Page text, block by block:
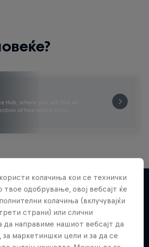
Hub, where you will find an
of two-wheel films,
содржина
колачиња кои се технички
твое одобрување, овој вебсајт ќе
колачиња (вклучувајќи
страни) или слични
да направиме нашиот вебсајт да
маркетиншки цели и за да се